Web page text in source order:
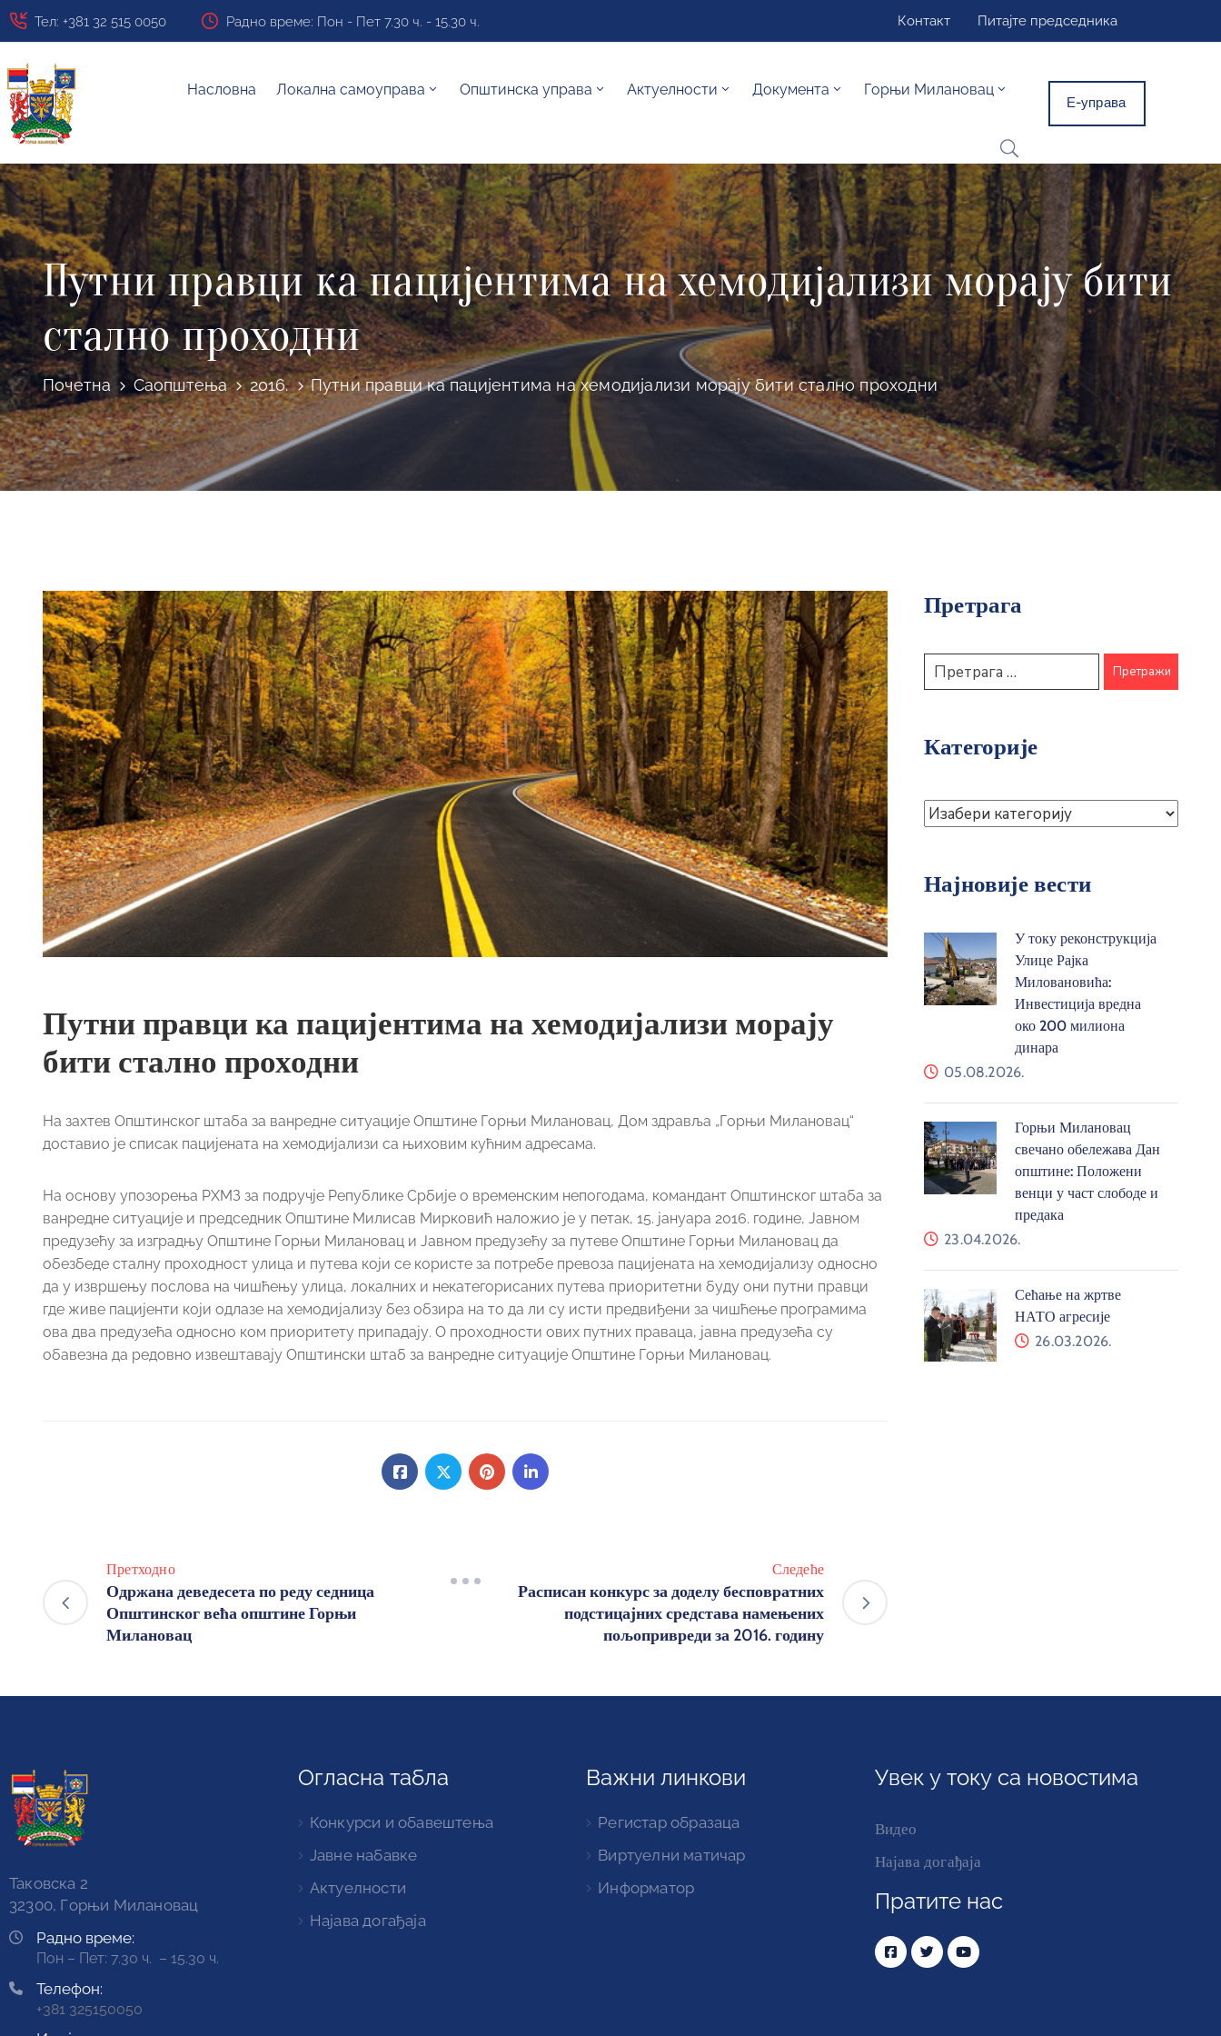
Тел: +381 32 515 0050 Радно време: Пон - Пет 7.30 ч. - 15.30 ч. Контакт Питајте председника
Насловна Локална самоуправа Општинска управа Актуелности Документа Горњи Милановац
Е-управа
Путни правци ка пацијентима на хемодијализи морају бити
стално проходни
Почетна Саопштења 2016. Путни правци ка пацијентима на хемодијализи морају бити стално проходни
Путни правци ка пацијентима на хемодијализи морају
бити стално проходни
На захтев Општинског штаба за ванредне ситуације Општине Горњи Милановац, Дом здравља „Горњи Милановац“
доставио је списак пацијената на хемодијализи са њиховим кућним адресама.
На основу упозорења РХМЗ за подручје Републике Србије о временским непогодама, командант Општинског штаба за
ванредне ситуације и председник Општине Милисав Мирковић наложио је у петак, 15. јануара 2016. године, Јавном
предузећу за изградњу Општине Горњи Милановац и Јавном предузећу за путеве Општине Горњи Милановац да
обезбеде сталну проходност улица и путева који се користе за потребе превоза пацијената на хемодијализу односно
да у извршењу послова на чишћењу улица, локалних и некатегорисаних путева приоритетни буду они путни правци
где живе пацијенти који одлазе на хемодијализу без обзира на то да ли су исти предвиђени за чишћење програмима
ова два предузећа односно ком приоритету припадају. О проходности ових путних праваца, јавна предузећа су
обавезна да редовно извештавају Општински штаб за ванредне ситуације Општине Горњи Милановац.
Претходно
Одржана деведесета по реду седница
Општинског већа општине Горњи
Милановац
Следеће
Расписан конкурс за доделу бесповратних
подстицајних средстава намењених
пољопривреди за 2016. годину
Претрага
Категорије
Најновије вести
У току реконструкција
Улице Рајка
Миловановића:
Инвестиција вредна
око 200 милиона
динара
05.08.2026.
Горњи Милановац
свечано обележава Дан
општине: Положени
венци у част слободе и
предака
23.04.2026.
Сећање на жртве
НАТО агресије
26.03.2026.
Таковска 2
32300, Горњи Милановац
Радно време:
Пон – Пет: 7.30 ч. – 15.30 ч.
Телефон:
+381 325150050
Огласна табла
Конкурси и обавештења
Јавне набавке
Актуелности
Најава догађаја
Важни линкови
Регистар образаца
Виртуелни матичар
Информатор
Увек у току са новостима
Видео
Најава догађаја
Пратите нас